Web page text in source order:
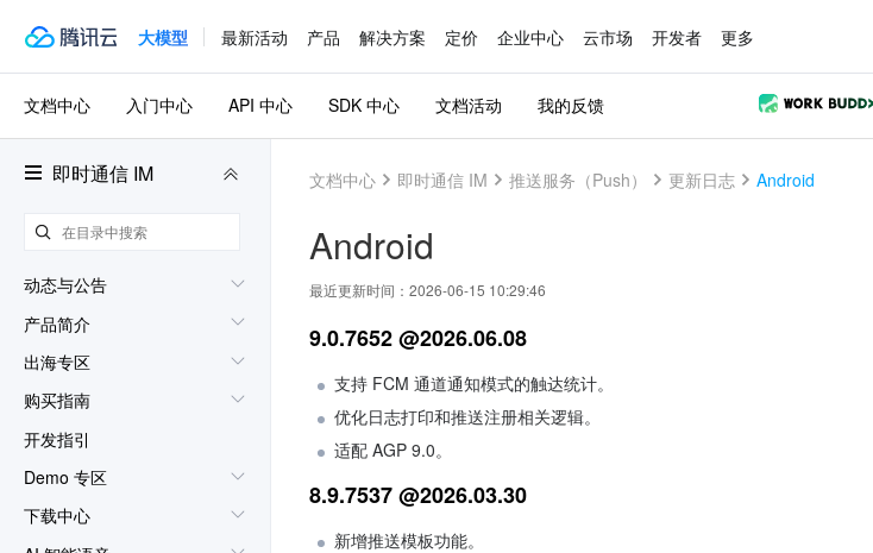
大模型 最新活动 产品 解决方案 定价 企业中心 云市场 开发者 更多
即时通信 IM
动态与公告
产品简介
出海专区
购买指南
开发指引
Demo 专区
下载中心
文档中心 入门中心 API 中心 SDK 中心 文档活动 我的反馈
文档中心 即时通信 IM 推送服务（Push） 更新日志 Android
Android
最近更新时间： 2026-06-15 10:29:46
9.0.7652 @2026.06.08
支持 FCM 通道通知模式的触达统计。
优化日志打印和推送注册相关逻辑。
适配 AGP 9.0。
8.9.7537 @2026.03.30
新增推送模板功能。